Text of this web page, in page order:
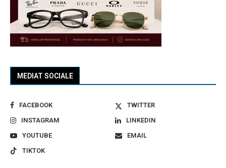
MEDIAT SOCIALE
FACEBOOK
TWITTER
INSTAGRAM
LINKEDIN
YOUTUBE
EMAIL
TIKTOK